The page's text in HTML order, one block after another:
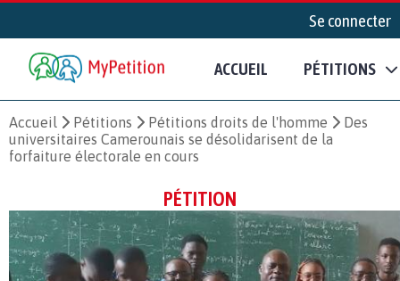
Se connecter
ACCUEIL PÉTITIONS
Accueil Pétitions Pétitions droits de l'homme
Des
universitaires Camerounais se désolidarisent de la
forfaiture électorale en cours
PÉTITION